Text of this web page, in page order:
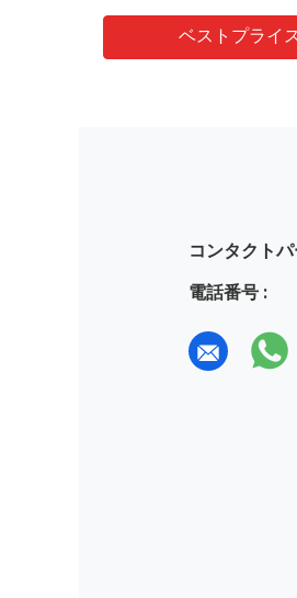
ベストプライ
コンタクト
電話番号 :